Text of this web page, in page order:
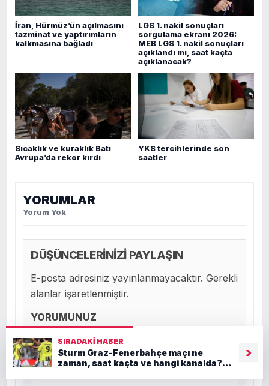
İran, Hürmüz’ün açılmasını
tazminat ve yaptırımların
kalkmasına bağladı
LGS 1. nakil sonuçları
sorgulama ekranı 2026:
MEB LGS 1. nakil sonuçları
açıklandı mı, saat kaçta
açıklanacak?
Sıcaklık ve kuraklık Batı
Avrupa’da rekor kırdı
YKS tercihlerinde son
saatler
YORUMLAR
Yorum Yok
DÜŞÜNCELERİNİZİ PAYLAŞIN
E-posta adresiniz yayınlanmayacaktır. Gerekli
alanlar işaretlenmiştir.
YORUMUNUZ
SIRADAKI HABER
Sturm Graz-Fenerbahçe maçı ne
zaman, saat kaçta ve hangi kanalda?
›